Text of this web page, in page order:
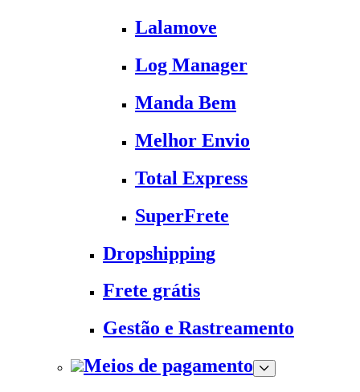
Lalamove
Log Manager
Manda Bem
Melhor Envio
Total Express
SuperFrete
Dropshipping
Frete grátis
Gestão e Rastreamento
Meios de pagamento